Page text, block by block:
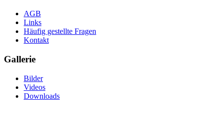
AGB
Links
Häufig gestellte Fragen
Kontakt
Gallerie
Bilder
Videos
Downloads